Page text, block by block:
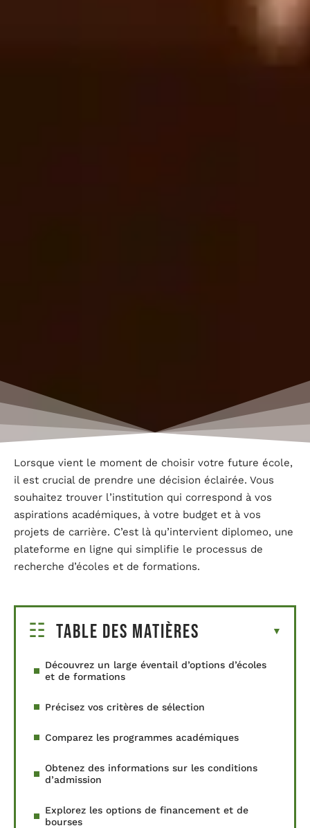
Lorsque vient le moment de choisir votre future école,
il est crucial de prendre une décision éclairée. Vous
souhaitez trouver l’institution qui correspond à vos
aspirations académiques, à votre budget et à vos
projets de carrière. C’est là qu’intervient diplomeo, une
plateforme en ligne qui simplifie le processus de
recherche d’écoles et de formations.
Table des matières
Découvrez un large éventail d’options d’écoles
et de formations
Précisez vos critères de sélection
Comparez les programmes académiques
Obtenez des informations sur les conditions
d’admission
Explorez les options de financement et de
bourses